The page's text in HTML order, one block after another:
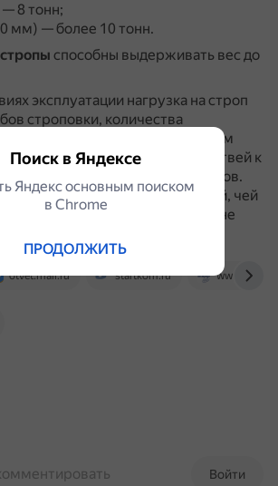
8 тонн;
мм) — более 10 тонн.
способны выдерживать вес до
эксплуатации нагрузка на строп
строповки, количества
и мест их крепления к крюкам
оборудования, угла наклона ветвей к
веса груза и других факторов.
для перемещения тяжестей, чей
максимально допустимый, крайне
otvet.mail.ru startkom.ru
Войти
Поиск в Яндексе
Яндекс основным поиском
в Сhrome
ПРОДОЛЖИТЬ